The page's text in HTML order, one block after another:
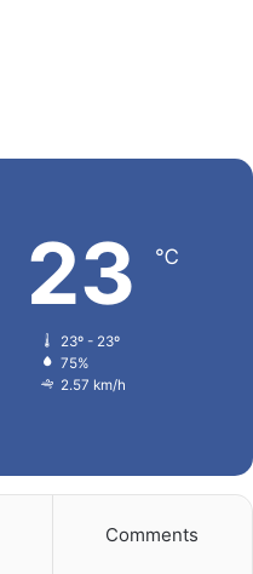
23 ℃
23º - 23º
75%
2.57 km/h
Comments